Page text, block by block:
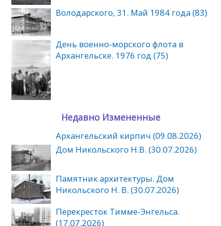
Володарского, 31. Май 1984 года (83)
День военно-морского флота в
Архангельске. 1976 год (75)
Недавно Измененные
Архангельский кирпич (09.08.2026)
Дом Никольского Н.В. (30.07.2026)
Памятник архитектуры. Дом
Никольского Н. В. (30.07.2026)
Перекресток Тимме-Энгельса.
(17.07.2026)